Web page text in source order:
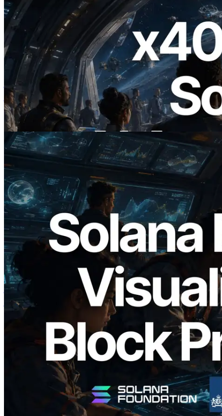
2026.07.04
ERPC ने x402 समर्थित Solana RPC लॉन्च
किया — AI एजेंट अब जरूरत के API के लिए ऑन-
डिमांड भुगतान कर सकते हैं
यह लेख पढ़ें
2026.05.24
Validators Solutions ने Solana Block
Analyzer लॉन्च किया — प्रति-slot ब्लॉक
उत्पादन समय और नियुक्त वैलिडेटर का
विज़ुअलाइज़ेशन